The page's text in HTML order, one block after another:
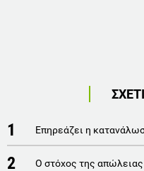
1 Επηρεάζει η
2 Ο στόχος της